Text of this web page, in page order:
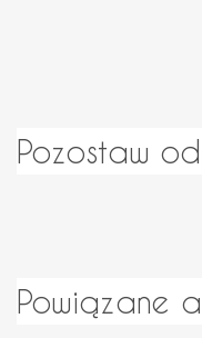
Pozostaw
Powiązane